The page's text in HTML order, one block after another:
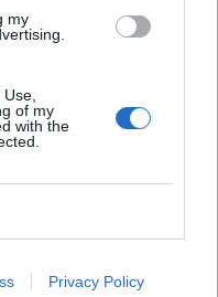
my
of my
with the
Privacy Policy
aproxima